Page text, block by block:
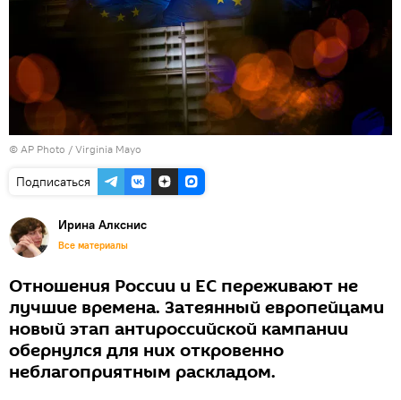
© AP Photo / Virginia Mayo
Подписаться
Ирина Алкснис
Все материалы
Отношения России и ЕС переживают не
лучшие времена. Затеянный европейцами
новый этап антироссийской кампании
обернулся для них откровенно
неблагоприятным раскладом.